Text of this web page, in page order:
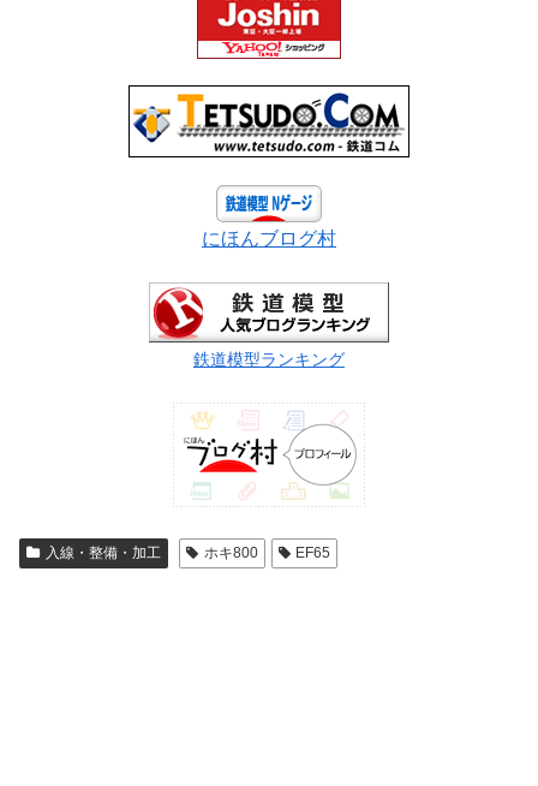
にほんブログ村
鉄道模型ランキング
入線・整備・加工 ホキ800 EF65